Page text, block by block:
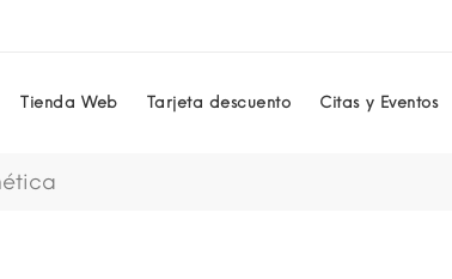
Tienda Web Tarjeta descuento Citas y Eventos